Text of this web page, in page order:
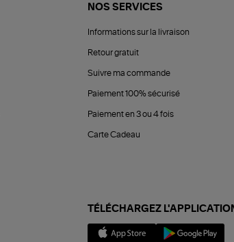
NOS SERVICES
Informations sur la livraison
Retour gratuit
Suivre ma commande
Paiement 100% sécurisé
Paiement en 3 ou 4 fois
Carte Cadeau
TÉLÉCHARGEZ